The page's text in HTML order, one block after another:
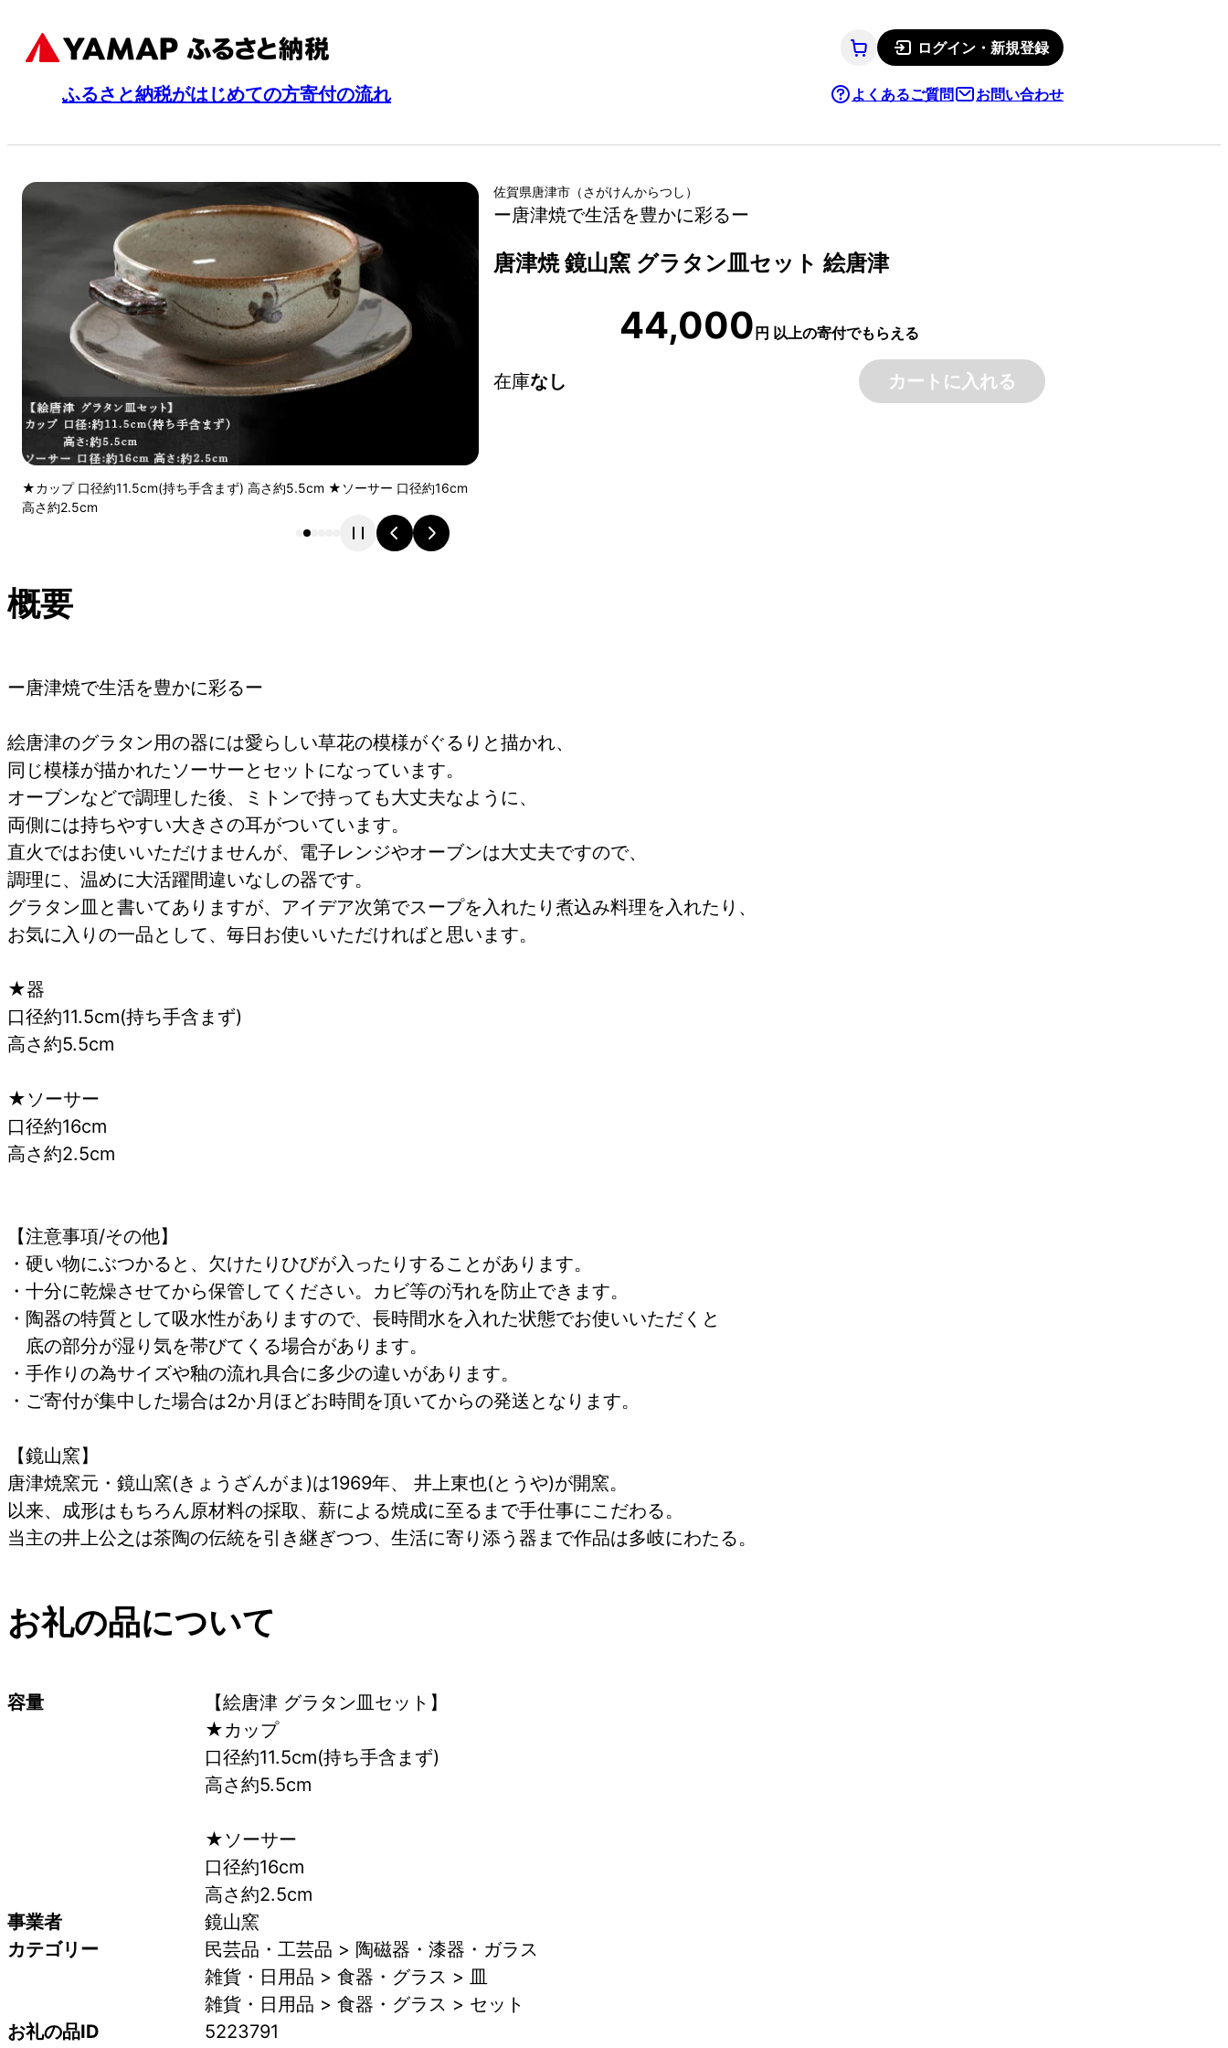
ログイン・新規登録
ふるさと納税がはじめての方寄付の流れ よくあるご質問 お問い合わせ
★カップ 口径約11.5cm(持ち手含まず) 高さ約5.5cm ★ソーサー 口径約16cm
高さ約2.5cm
佐賀県唐津市 （さがけんからつし ）
ー唐津焼で生活を豊かに彩るー
唐津焼 鏡山窯 グラタン皿セット 絵唐津
44,000円 以上の寄付でもらえる
在庫なし カートに入れる
概要
ー唐津焼で生活を豊かに彩るー
絵唐津のグラタン用の器には愛らしい草花の模様がぐるりと描かれ、
同じ模様が描かれたソーサーとセットになっています。
オーブンなどで調理した後、ミトンで持っても大丈夫なように、
両側には持ちやすい大きさの耳がついています。
直火ではお使いいただけませんが、電子レンジやオーブンは大丈夫ですので、
調理に、温めに大活躍間違いなしの器です。
グラタン皿と書いてありますが、アイデア次第でスープを入れたり煮込み料理を入れたり、
お気に入りの一品として、毎日お使いいただければと思います。
★器
口径約11.5cm(持ち手含まず)
高さ約5.5cm
★ソーサー
口径約16cm
高さ約2.5cm
【注意事項/その他】
・硬い物にぶつかると、欠けたりひびが入ったりすることがあります。
・十分に乾燥させてから保管してください。カビ等の汚れを防止できます。
・陶器の特質として吸水性がありますので、長時間水を入れた状態でお使いいただくと
底の部分が湿り気を帯びてくる場合があります。
・手作りの為サイズや釉の流れ具合に多少の違いがあります。
・ご寄付が集中した場合は2か月ほどお時間を頂いてからの発送となります。
【鏡山窯】
唐津焼窯元・鏡山窯(きょうざんがま)は1969年、 井上東也(とうや)が開窯。
以来、成形はもちろん原材料の採取、薪による焼成に至るまで手仕事にこだわる。
当主の井上公之は茶陶の伝統を引き継ぎつつ、生活に寄り添う器まで作品は多岐にわたる。
お礼の品について
容量
【絵唐津 グラタン皿セット】
★カップ
口径約11.5cm(持ち手含まず)
高さ約5.5cm
★ソーサー
口径約16cm
高さ約2.5cm
事業者
鏡山窯
カテゴリー
民芸品・工芸品 > 陶磁器・漆器・ガラス
雑貨・日用品 > 食器・グラス > 皿
雑貨・日用品 > 食器・グラス > セット
お礼の品ID
5223791